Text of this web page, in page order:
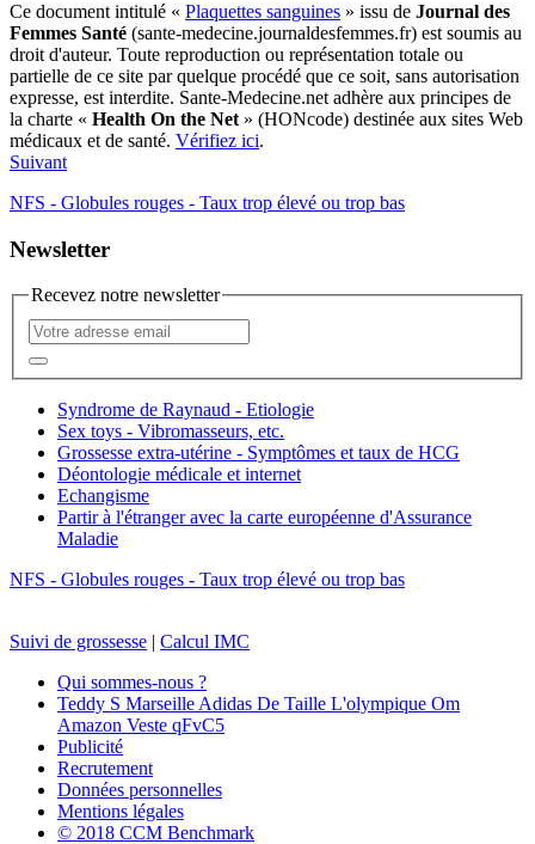
Ce document intitulé « Plaquettes sanguines » issu de Journal des
Femmes Santé (sante-medecine.journaldesfemmes.fr) est soumis au
droit d'auteur. Toute reproduction ou représentation totale ou
partielle de ce site par quelque procédé que ce soit, sans autorisation
expresse, est interdite. Sante-Medecine.net adhère aux principes de
la charte « Health On the Net » (HONcode) destinée aux sites Web
médicaux et de santé. Vérifiez ici.
Suivant
NFS - Globules rouges - Taux trop élevé ou trop bas
Newsletter
Recevez notre newsletter
Syndrome de Raynaud - Etiologie
Sex toys - Vibromasseurs, etc.
Grossesse extra-utérine - Symptômes et taux de HCG
Déontologie médicale et internet
Echangisme
Partir à l'étranger avec la carte européenne d'Assurance
Maladie
NFS - Globules rouges - Taux trop élevé ou trop bas
Suivi de grossesse | Calcul IMC
Qui sommes-nous ?
Teddy S Marseille Adidas De Taille L'olympique Om
Amazon Veste qFvC5
Publicité
Recrutement
Données personnelles
Mentions légales
© 2018 CCM Benchmark